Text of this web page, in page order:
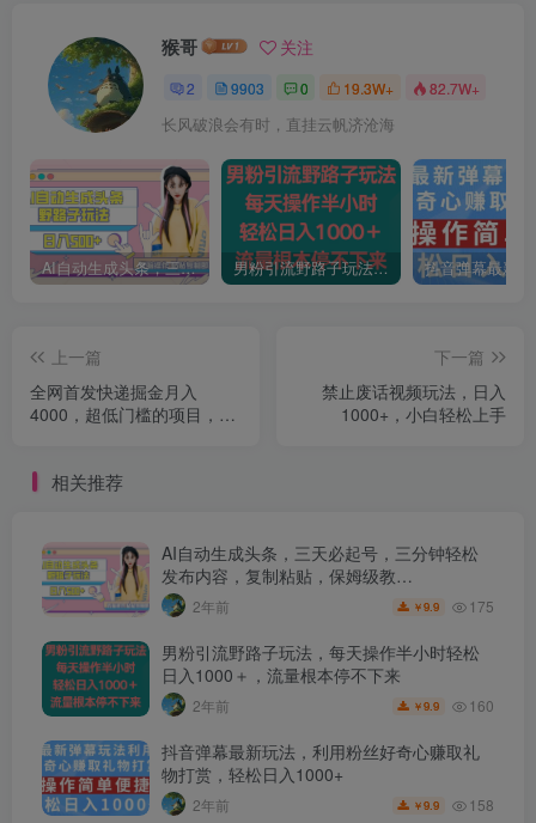
猴哥 关注
2 9903 0 19.3W+ 82.7W+
长风破浪会有时，直挂云帆济沧海
AI自动生成头条，三天必起号，三分钟轻松发布内容，复制粘贴，保姆级教… 男粉引流野路子玩法，每天操作半小时轻松日入1000＋，流量根本停不下来
上一篇
全网首发快递掘金月入
4000，超低门槛的项目，只
下一篇
禁止废话视频玩法，日入
1000+，小白轻松上手
相关推荐
AI自动生成头条，三天必起号，三分钟轻松
发布内容，复制粘贴，保姆级教…
2年前 ￥9.9 175
男粉引流野路子玩法，每天操作半小时轻松
日入1000＋，流量根本停不下来
2年前 ￥9.9 160
抖音弹幕最新玩法，利用粉丝好奇心赚取礼
物打赏，轻松日入1000+
2年前 ￥9.9 158